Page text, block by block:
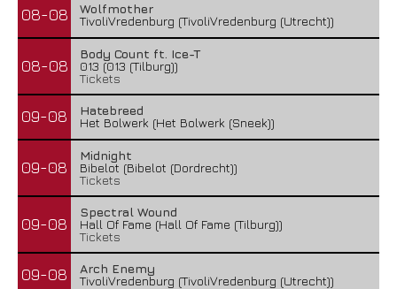
08-08
Wolfmother
TivoliVredenburg (TivoliVredenburg (Utrecht))
08-08
Body Count ft. Ice-T
013 (013 (Tilburg))
Tickets
09-08
Hatebreed
Het Bolwerk (Het Bolwerk (Sneek))
09-08
Midnight
Bibelot (Bibelot (Dordrecht))
Tickets
09-08
Spectral Wound
Hall Of Fame (Hall Of Fame (Tilburg))
Tickets
09-08
Arch Enemy
TivoliVredenburg (TivoliVredenburg (Utrecht))